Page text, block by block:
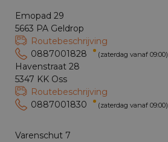
Emopad 29
5663 PA Geldrop
Routebeschrijving
0887001828
(zaterdag vanaf 09:00)
Havenstraat 28
5347 KK Oss
Routebeschrijving
0887001830
(zaterdag vanaf 09:00)
Varenschut 7